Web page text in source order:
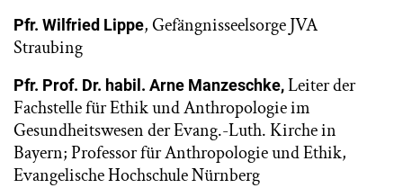
Pfr. Wilfried Lippe, Gefängnisseelsorge JVA
Straubing
Pfr. Prof. Dr. habil. Arne Manzeschke,Leiter der
Fachstelle für Ethik und Anthropologie im
Gesundheitswesen der Evang.-Luth. Kirche in
Bayern; Professor für Anthropologie und Ethik,
Evangelische Hochschule Nürnberg